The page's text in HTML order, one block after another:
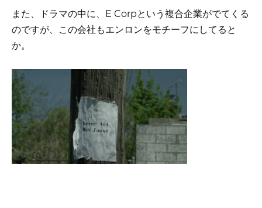
また、ドラマの中に、E Corpという複合企業がでてくる
のですが、この会社もエンロンをモチーフにしてると
か。